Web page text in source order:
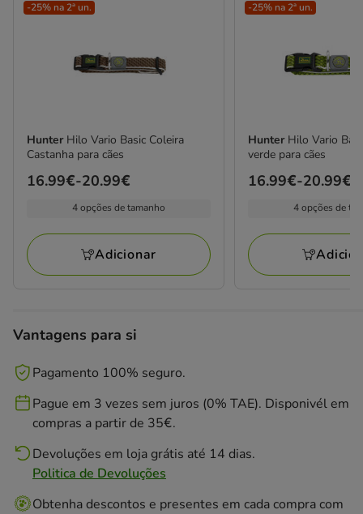
-25% na 2ª un.
Hunter Hilo Vario Basic Coleira
Castanha para cães
Preço
a
20.99€
16.99€-20.99€
4 opções de tamanho
Adicionar
-25% na 2ª un.
Hunter Hilo Vario
verde para cães
Preço
a
20.99€
16.99€-20.99€
4 opções de
Vantagens para si
Pagamento 100% seguro.
Pague em 3 vezes sem juros (0% TAE). Disponivél em
compras a partir de 35€.
Devoluções em loja grátis até 14 dias.
Politica de Devoluções
Obtenha descontos e presentes em cada compra com